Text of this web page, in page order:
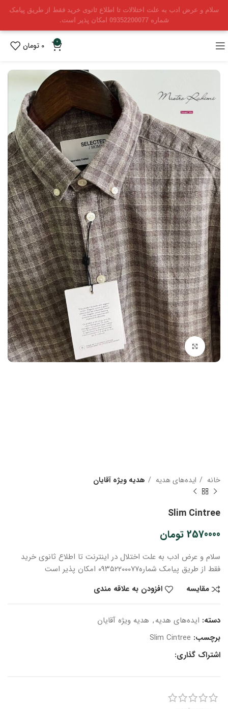
سلام و عرض ادب به علت اختلالات تا اطلاع ثانوی خرید فقط از طریق پیامک
شماره 09352200077 امکان پذیر است.
0
0 تومان
بزرگنمایی تصویر
خانه ایده‌های هدیه هدیه ویژه آقایان
Slim Cintree
2570000 تومان
سلام و عرض ادب به علت اختلال در اینترنت تا اطلاع ثانوی خرید
فقط از طریق پیامک شماره۰۹۳۵۲۲۰۰۰۷۷ امکان پذیر است
مقایسه
افزودن به علاقه مندی
دسته: ایده‌های هدیه, هدیه ویژه آقایان
برچسب: Slim Cintree
اشتراک گذاری: